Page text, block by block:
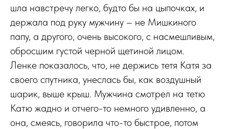
шла навстречу легко, будто бы на цыпочках, и
держала под руку мужчину – не Мишкиного
папу, а другого, очень высокого, с насмешливым,
обросшим густой черной щетиной лицом.
Ленке показалось, что, не держись тетя Катя за
своего спутника, унеслась бы, как воздушный
шарик, выше крыш. Мужчина смотрел на тетю
Катю жадно и отчего-то немного удивленно, а
она, смеясь, говорила что-то быстрое, потом